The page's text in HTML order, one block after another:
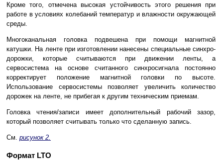
Кроме того, отмечена высокая устойчивость этого решения при
работе в условиях колебаний температур и влажности окружающей
среды.
Многоканальная головка подвешена при помощи магнитной
катушки. На ленте при изготовлении нанесены специальные синхро-
дорожки, которые считываются при движении ленты, а
сервосистема на основе считанного синхросигнала постоянно
корректирует положение магнитной головки по высоте.
Использование сервосистемы позволяет увеличить количество
дорожек на ленте, не прибегая к другим техническим приемам.
Головка чтения/записи имеет дополнительный рабочий зазор,
который позволяет считывать только что сделанную запись.
См. рисунок 2.
Формат LTO